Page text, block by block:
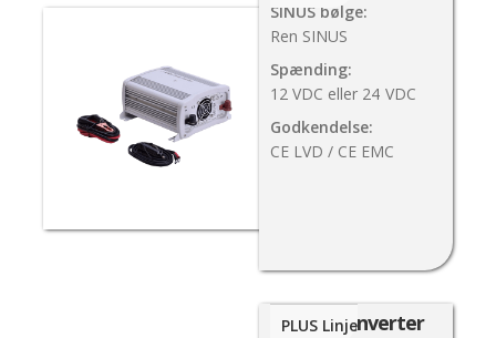
SINUS bølge:
Ren SINUS
Spænding:
12 VDC eller 24 VDC
Godkendelse:
CE LVD / CE EMC
1000W Inverter
PLUS Linje